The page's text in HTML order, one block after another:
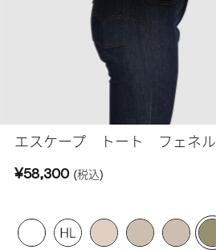
エスケープ トート フェネル
¥58,300 (税込)